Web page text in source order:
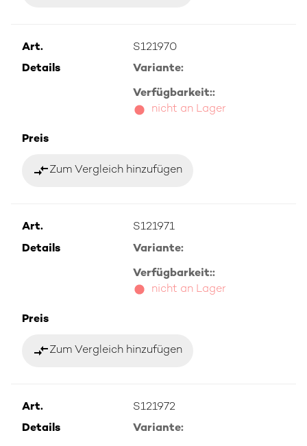
Art.
S121970
Details
Variante:
Verfügbarkeit::
nicht an Lager
Preis
compare_arrowsZum Vergleich hinzufügen
Art.
S121971
Details
Variante:
Verfügbarkeit::
nicht an Lager
Preis
compare_arrowsZum Vergleich hinzufügen
Art.
S121972
Details
Variante: